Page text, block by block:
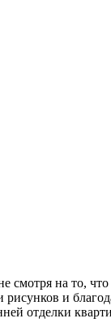
на то, что
и
отделки